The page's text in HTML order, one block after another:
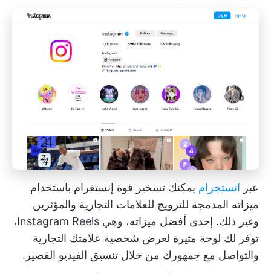
عبر انستجرام يمكنك تسخير قوة إنستغرام باستخدام
ميزاته المدمجة للترويج للعلامات التجارية والمؤثرين
وغير ذلك. إحدى أفضل ميزاته، وهي Instagram Reels،
توفر لك لوحة مثيرة لعرض شخصية علامتك التجارية
والتواصل مع جمهورك من خلال تنسيق الفيديو القصير.